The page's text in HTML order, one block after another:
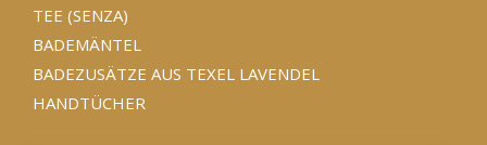
TEE (SENZA)
BADEMÄNTEL
BADEZUSÄTZE AUS TEXEL LAVENDEL
HANDTÜCHER